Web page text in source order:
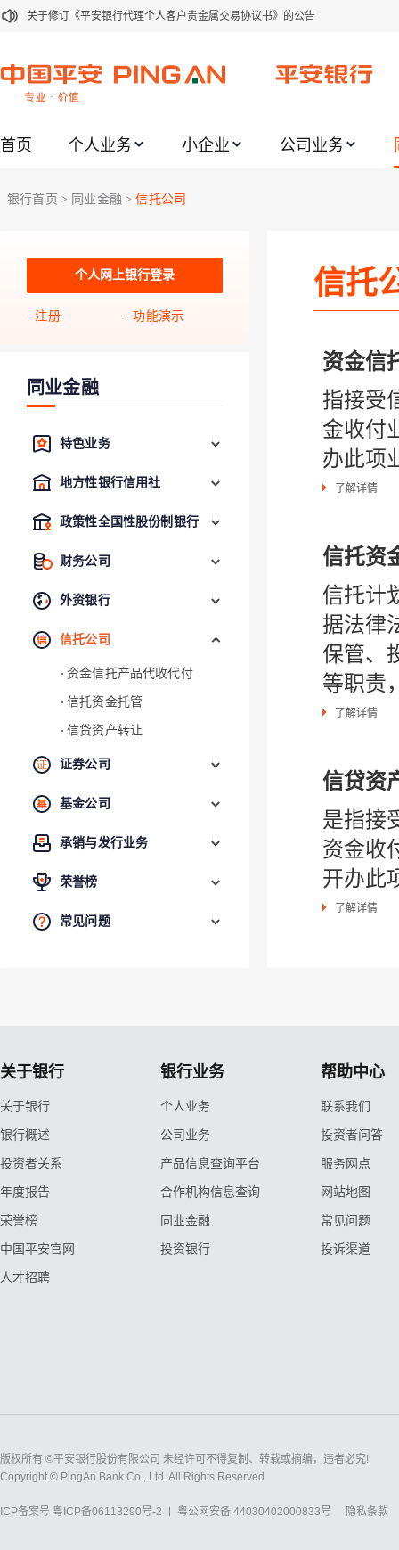
关于修订《平安银行代理个人客户贵金属交易协议书》的公告
关于我行聚金宝交易软件升级更新的通知
关于2020年端午节期间上金所代理业务调整合约保证金比例和涨跌幅度限制的
关于加强代理贵金属业务风险防范的提示
关于调整存量首套住房贷款利率的公告
首页 个人业务 小企业 公司业务
银行首页 > 同业金融 > 信托公司
个人网上银行登录
注册 功能演示
同业金融
特色业务
地方性银行信用社
政策性全国性股份制银行
财务公司
外资银行
信托公司
资金信托产品代收代付
信托资金托管
信贷资产转让
证券公司
基金公司
承销与发行业务
荣誉榜
常见问题
信托
资金信
指接受
金收付
办此项
了解详情
信托资
信托计
据法律
保管、
等职责
了解详情
信贷资
是指接
资金收
开办此
了解详情
关于银行
关于银行
银行概述
投资者关系
年度报告
荣誉榜
中国平安官网
人才招聘
银行业务
个人业务
公司业务
产品信息查询平台
合作机构信息查询
同业金融
投资银行
帮助中心
联系我们
投资者问答
服务网点
网站地图
常见问题
投诉渠道
版权所有 ©平安银行股份有限公司 未经许可不得复制、转载或摘编，违者必究!
Copyright © PingAn Bank Co., Ltd. All Rights Reserved
ICP备案号 粤ICP备06118290号-2 粤公网安备 44030402000833号 隐私条款